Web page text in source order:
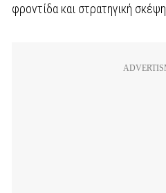
φροντίδα και στρατηγική σκέψη.